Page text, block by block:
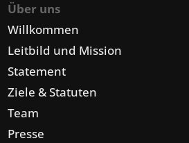
Über uns
Willkommen
Leitbild und Mission
Statement
Ziele & Statuten
Team
Presse